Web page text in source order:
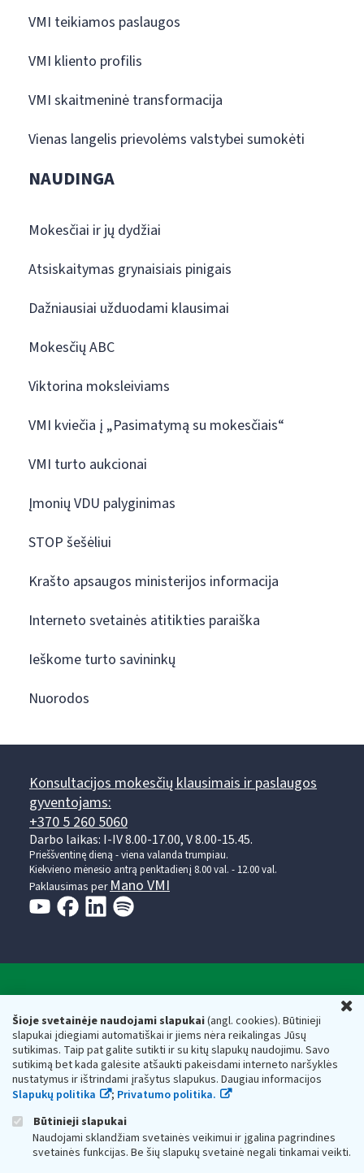
Šioje svetainėje naudojami slapukai(angl. cookies). Būtinieji
slapukai įdiegiami automatiškai ir jiems nėra reikalingas Jūsų
sutikimas. Taip pat galite sutikti ir su kitų slapukų naudojimu. Savo
sutikimą bet kada galėsite atšaukti pakeisdami interneto naršyklės
nustatymus ir ištrindami įrašytus slapukus. Daugiau informacijos
Slapukų politika
; Privatumo politika.
Būtinieji slapukai
Naudojami sklandžiam svetainės veikimui ir įgalina pagrindines
svetainės funkcijas. Be šių slapukų svetainė negali tinkamai veikti.
VMI teikiamos paslaugos
VMI kliento profilis
VMI skaitmeninė transformacija
Vienas langelis prievolėms valstybei sumokėti
NAUDINGA
Mokesčiai ir jų dydžiai
Atsiskaitymas grynaisiais pinigais
Dažniausiai užduodami klausimai
Mokesčių ABC
Viktorina moksleiviams
VMI kviečia į „Pasimatymą su mokesčiais“
VMI turto aukcionai
Įmonių VDU palyginimas
STOP šešėliui
Krašto apsaugos ministerijos informacija
Interneto svetainės atitikties paraiška
Ieškome turto savininkų
Nuorodos
Konsultacijos mokesčių klausimais ir paslaugos
gyventojams:
+370 5 260 5060
Darbo laikas: I-IV 8.00-17.00, V 8.00-15.45.
Prieššventinę dieną - viena valanda trumpiau.
Kiekvieno mėnesio antrą penktadienį 8.00 val. - 12.00 val.
Paklausimas per Mano VMI
Respublikos finansų ministerijos
Biudžetinė įstaiga. Juridinio asmens kodas — 188659752,
adresas: Vasario 16-osios g. 14, 01107 Vilnius, Lietuva, el.paštas:
vmi@vmi.lt, E. pristatymo dėžutės adresas 188659752
Duomenys apie Valstybinę mokesčių inspekciją prie Lietuvos
Respublikos finansų ministerijos kaupiami ir saugomi Juridinių